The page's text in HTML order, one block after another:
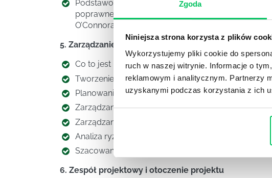
Zgoda
Niniejsza strona korzysta z plików
Wykorzystujemy pliki cookie do
ruch w naszej witrynie. Informacje o
reklamowym i analitycznym. Partnerzy
uzyskanymi podczas korzystania z ich
Podstawowe narzędzia problem solving – jak ich
poprawne wnioski (5why, diagram Ishikawy, 5W1H,
O’Connora, Siatka rozwiązań, Best of The Best i. in.)
5. Zarządzanie projektami w organizacji Lean
Co to jest projekt – definiowanie celu i zakresu
Tworzenie zindywidualizowanych Kart A3
Planowanie i przebieg realizacji projektu
Zarządzanie wieloma projektami – ich wzajemne
Zarządzanie wizualne projektami wg. metody Kart A3
Analiza ryzyk projektowych
Szacowanie kosztów projektu
6. Zespół projektowy i otoczenie projektu